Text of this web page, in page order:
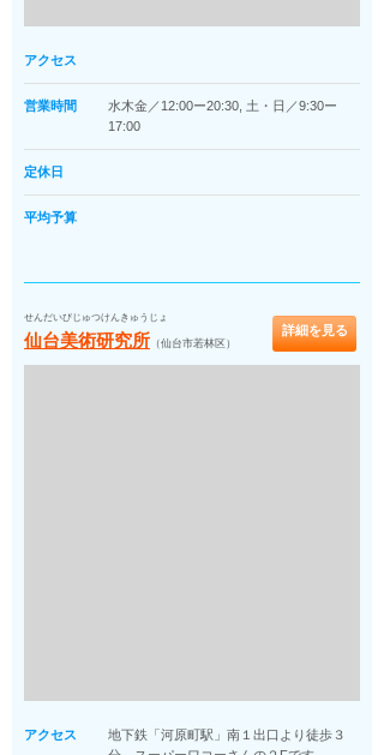
アクセス
営業時間
水木金／12:00ー20:30, 土・日／9:30ー
17:00
定休日
平均予算
せんだいびじゅつけんきゅうじょ
仙台美術研究所 （仙台市若林区）
詳細を見る
アクセス
地下鉄「河原町駅」南１出口より徒歩３